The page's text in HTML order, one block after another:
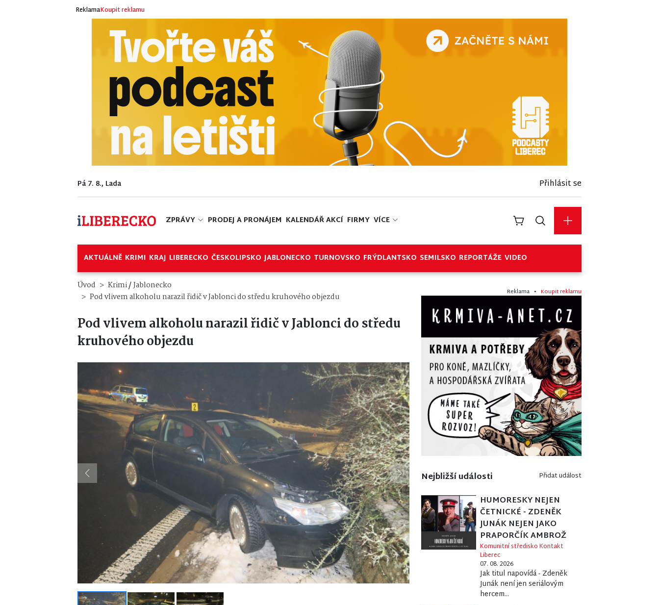
ReklamaKoupit reklamu
Pá 7. 8., Lada Přihlásit se
ZPRÁVY PRODEJ A PRONÁJEM KALENDÁŘ AKCÍ FIRMY VÍCE
AKTUÁLNĚ KRIMI KRAJ LIBERECKO ČESKOLIPSKO JABLONECKO TURNOVSKO FRÝDLANTSKO SEMILSKO REPORTÁŽE VIDEO
Úvod Krimi/Jablonecko
Pod vlivem alkoholu narazil řidič v Jablonci do středu kruhového objezdu
Pod vlivem alkoholu narazil řidič v Jablonci do středu
kruhového objezdu
Previous Next
Reklama • Koupit reklamu
Nejbližší události Přidat událost
HUMORESKY NEJEN
ČETNICKÉ - ZDENĚK
JUNÁK NEJEN JAKO
PRAPORČÍK AMBROŽ
Komunitní středisko Kontakt
Liberec
07. 08. 2026
Jak titul napovídá - Zdeněk
Junák není jen seriálovým
hercem...